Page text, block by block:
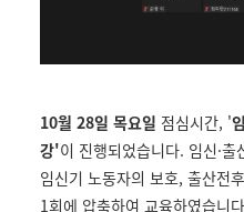
10월 28일 목요일 점심시간, '
강'이 진행되었습니다. 임신·
임신기 노동자의 보호, 출산전
1회에 압축하여 교육하였습니